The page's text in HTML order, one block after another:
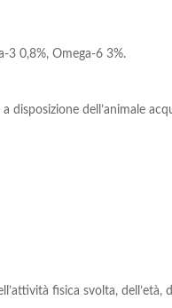
3 0,8%, Omega-6 3%.
disposizione dell’animale
fisica svolta,